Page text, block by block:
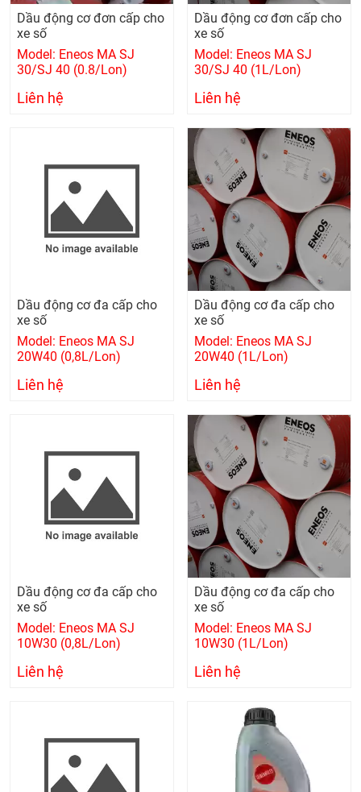
Dầu động cơ đơn cấp cho
xe số
Model: Eneos MA SJ
30/SJ 40 (0.8/Lon)
Liên hệ
Dầu động cơ đơn cấp cho
xe số
Model: Eneos MA SJ
30/SJ 40 (1L/Lon)
Liên hệ
Dầu động cơ đa cấp cho
xe số
Model: Eneos MA SJ
20W40 (0,8L/Lon)
Liên hệ
Dầu động cơ đa cấp cho
xe số
Model: Eneos MA SJ
20W40 (1L/Lon)
Liên hệ
Dầu động cơ đa cấp cho
xe số
Model: Eneos MA SJ
10W30 (0,8L/Lon)
Liên hệ
Dầu động cơ đa cấp cho
xe số
Model: Eneos MA SJ
10W30 (1L/Lon)
Liên hệ